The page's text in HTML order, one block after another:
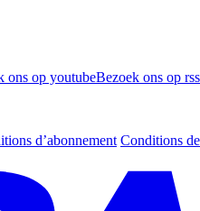
ons op youtubeBezoek ons op
d’abonnement Conditions